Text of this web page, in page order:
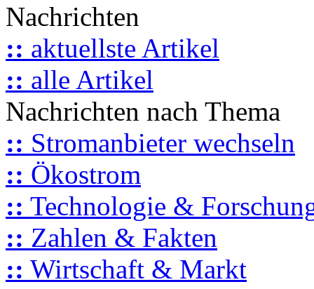
Nachrichten
:: aktuellste Artikel
:: alle Artikel
Nachrichten nach Thema
:: Stromanbieter wechseln
:: Ökostrom
:: Technologie &
:: Zahlen & Fakten
:: Wirtschaft & Markt